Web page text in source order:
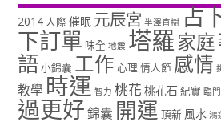
2014 人際 催眠 元辰宮 半澤直樹 占
下訂單 味全 地震 塔羅家庭
語小錦囊 工作 心理 情人節 感情
教學 時運 智力 桃花 桃花石 紀實 臨門
過更好錦囊 開運 頂新 風水 鴻